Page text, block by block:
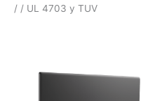
/ / UL 4703 y TUV